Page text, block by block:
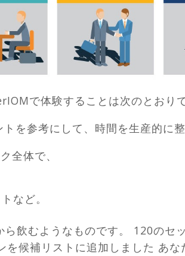
で体験することは次のとおりで
トを参考にして、時間を生産的に
全体で、
など。
飲むようなものです。 120のセ
候補リストに追加しました あ